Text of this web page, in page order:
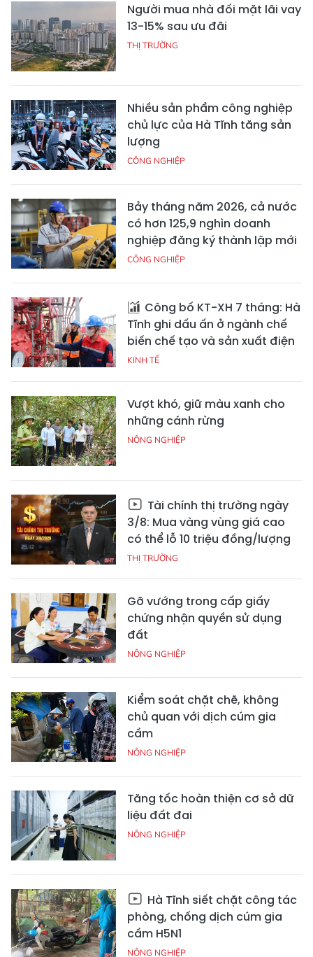
Người mua nhà đối mặt lãi vay
13-15% sau ưu đãi
THỊ TRƯỜNG
Nhiều sản phẩm công nghiệp
chủ lực của Hà Tĩnh tăng sản
lượng
CÔNG NGHIỆP
Bảy tháng năm 2026, cả nước
có hơn 125,9 nghìn doanh
nghiệp đăng ký thành lập mới
CÔNG NGHIỆP
Công bố KT-XH 7 tháng: Hà
Tĩnh ghi dấu ấn ở ngành chế
biến chế tạo và sản xuất điện
KINH TẾ
Vượt khó, giữ màu xanh cho
những cánh rừng
NÔNG NGHIỆP
Tài chính thị trường ngày
3/8: Mua vàng vùng giá cao
có thể lỗ 10 triệu đồng/lượng
THỊ TRƯỜNG
Gỡ vướng trong cấp giấy
chứng nhận quyền sử dụng
đất
NÔNG NGHIỆP
Kiểm soát chặt chẽ, không
chủ quan với dịch cúm gia
cầm
NÔNG NGHIỆP
Tăng tốc hoàn thiện cơ sở dữ
liệu đất đai
NÔNG NGHIỆP
Hà Tĩnh siết chặt công tác
phòng, chống dịch cúm gia
cầm H5N1
NÔNG NGHIỆP